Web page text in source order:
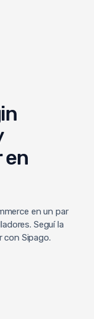
en
en un par
Seguí la
con Sipago.